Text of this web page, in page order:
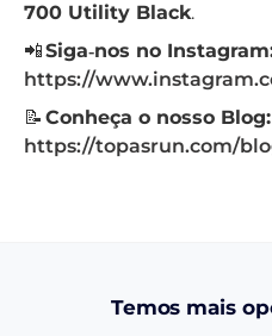
700 Utility Black.
📲Siga‑nos no
https://
📝 Conheça o nosso Blog:
https://topasrun.com/
Temos mais